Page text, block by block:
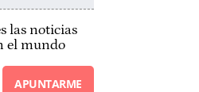
las noticias
el mundo
APUNTARME